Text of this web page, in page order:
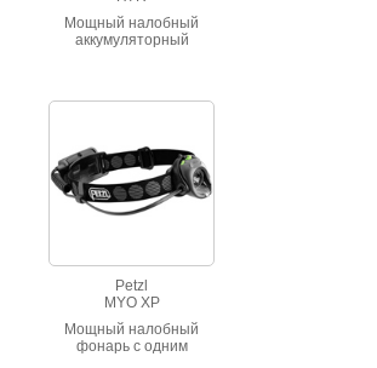
Мощный налобный
аккумуляторный
Petzl
MYO XP
Мощный налобный
фонарь с одним